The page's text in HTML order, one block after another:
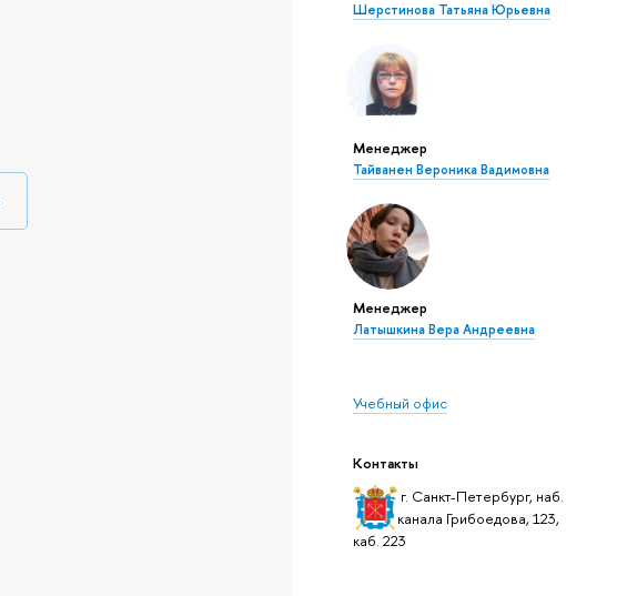
Шерстинова Татьяна Юрьевна
Менеджер
Тайванен Вероника Вадимовна
Менеджер
Латышкина Вера Андреевна
Учебный офис
Контакты
г. Санкт-Петербург, наб.
канала Грибоедова, 123,
каб. 223